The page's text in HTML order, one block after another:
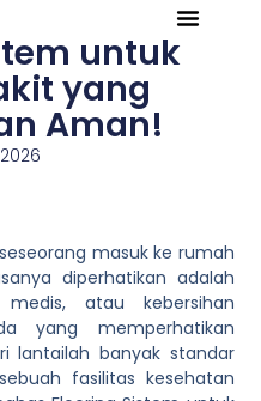
untuk
yang
Aman!
masuk ke rumah
diperhatikan adalah
atau kebersihan
yang memperhatikan
lantailah banyak standar
fasilitas kesehatan